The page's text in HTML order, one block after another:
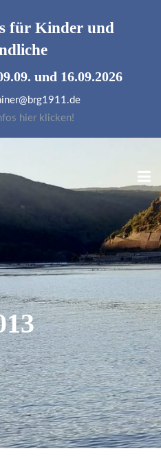
für Kinder und
und 16.09.2026
hier klicken!